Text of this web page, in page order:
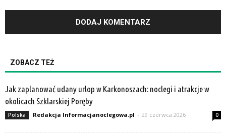
ZOBACZ TEŻ
Jak zaplanować udany urlop w Karkonoszach: noclegi i atrakcje w
okolicach Szklarskiej Poręby
Polska Redakcja Informacjanoclegowa.pl - 29 czerwca 2026 0